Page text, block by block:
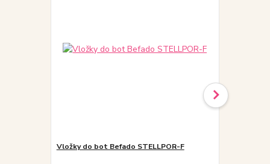
Vložky do bot Befado STELLPOR-F